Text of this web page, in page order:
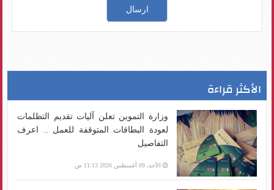
الأكثر قراءة
وزارة التموين تعلن آليات تقديم التظلمات
لعودة البطاقات المتوقفة للعمل .. اعرف
التفاصيل
الأحد، 09 أغسطس 2026 11:13 ص